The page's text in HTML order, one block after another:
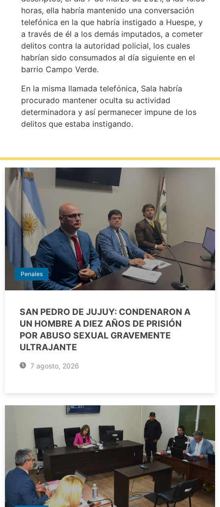
horas, ella habría mantenido una conversación
telefónica en la que habría instigado a Huespe, y
a través de él a los demás imputados, a cometer
delitos contra la autoridad policial, los cuales
habrían sido consumados al día siguiente en el
barrio Campo Verde.
En la misma llamada telefónica, Sala habría
procurado mantener oculta su actividad
determinadora y así permanecer impune de los
delitos que estaba instigando.
Penales
SAN PEDRO DE JUJUY: CONDENARON A
UN HOMBRE A DIEZ AÑOS DE PRISIÓN
POR ABUSO SEXUAL GRAVEMENTE
ULTRAJANTE
7 agosto, 2026